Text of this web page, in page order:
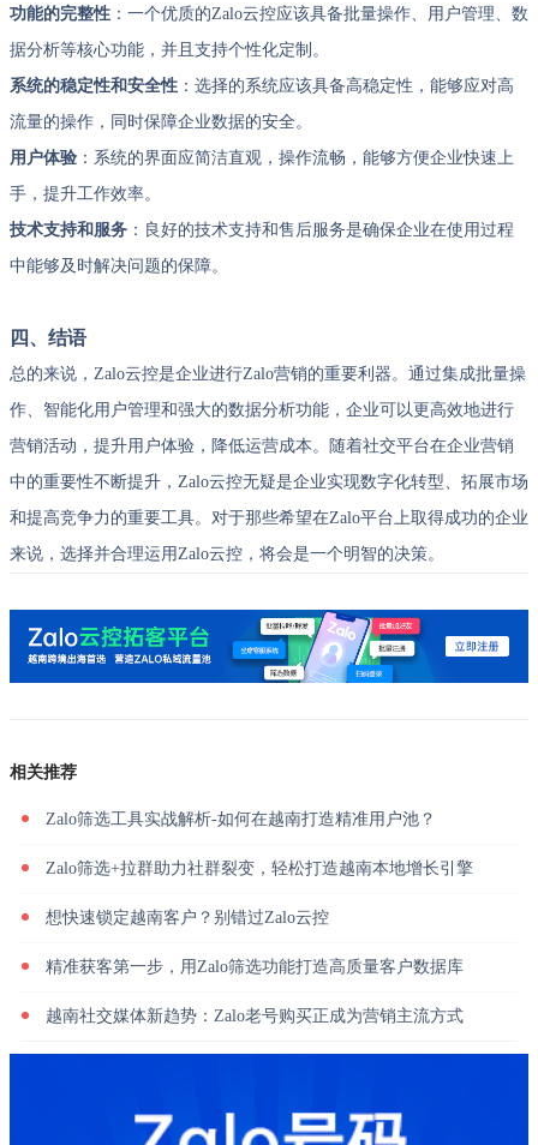
功能的完整性 ：一个优质的Zalo云控应该具备批量操作、用户管理、数
据分析等核心功能，并且支持个性化定制。
系统的稳定性和安全性 ：选择的系统应该具备高稳定性，能够应对高
流量的操作，同时保障企业数据的安全。
用户体验 ：系统的界面应简洁直观，操作流畅，能够方便企业快速上
手，提升工作效率。
技术支持和服务 ：良好的技术支持和售后服务是确保企业在使用过程
中能够及时解决问题的保障。
四、结语
总的来说，Zalo云控是企业进行Zalo营销的重要利器。通过集成批量操
作、智能化用户管理和强大的数据分析功能，企业可以更高效地进行
营销活动，提升用户体验，降低运营成本。随着社交平台在企业营销
中的重要性不断提升，Zalo云控无疑是企业实现数字化转型、拓展市场
和提高竞争力的重要工具。对于那些希望在Zalo平台上取得成功的企业
来说，选择并合理运用Zalo云控，将会是一个明智的决策。
相关推荐
Zalo筛选工具实战解析-如何在越南打造精准用户池？
Zalo筛选+拉群助力社群裂变，轻松打造越南本地增长引擎
想快速锁定越南客户？别错过Zalo云控
精准获客第一步，用Zalo筛选功能打造高质量客户数据库
越南社交媒体新趋势：Zalo老号购买正成为营销主流方式